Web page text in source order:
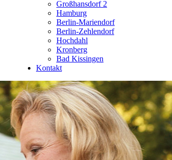
Großhansdorf 2
Hamburg
Berlin-Mariendorf
Berlin-Zehlendorf
Hochdahl
Kronberg
Bad Kissingen
Kontakt